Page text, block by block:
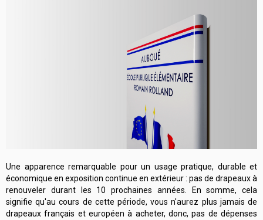
Une apparence remarquable pour un usage pratique, durable et
économique en exposition continue en extérieur : pas de drapeaux à
renouveler durant les 10 prochaines années. En somme, cela
signifie qu'au cours de cette période, vous n'aurez plus jamais de
drapeaux français et européen à acheter, donc, pas de dépenses